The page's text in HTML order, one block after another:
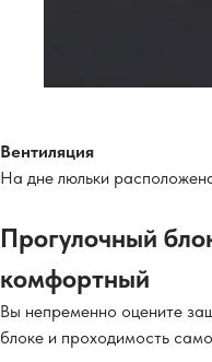
Вентиляция
На дне люльки
Прогулочный
комфортный
Вы непременно оцените
блоке и проходимость